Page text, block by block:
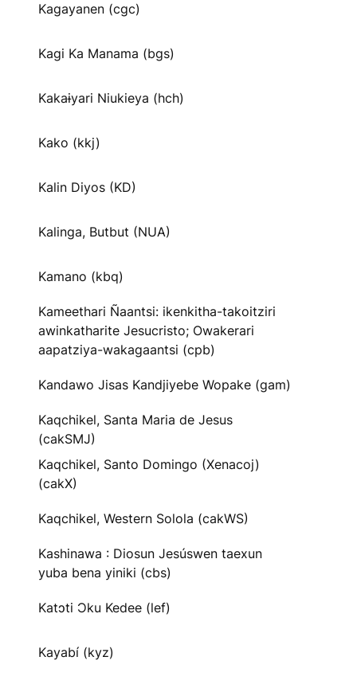
Kagayanen (cgc)
Kagi Ka Manama (bgs)
Kakaɨyari Niukieya (hch)
Kako (kkj)
Kalin Diyos (KD)
Kalinga, Butbut (NUA)
Kamano (kbq)
Kameethari Ñaantsi: ikenkitha-takoitziri
awinkatharite Jesucristo; Owakerari
aapatziya-wakagaantsi (cpb)
Kandawo Jisas Kandjiyebe Wopake (gam)
Kaqchikel, Santa Maria de Jesus
(cakSMJ)
Kaqchikel, Santo Domingo (Xenacoj)
(cakX)
Kaqchikel, Western Solola (cakWS)
Kashinawa : Diosun Jesúswen taexun
yuba bena yiniki (cbs)
Katɔti Ɔku Kedee (lef)
Kayabí (kyz)